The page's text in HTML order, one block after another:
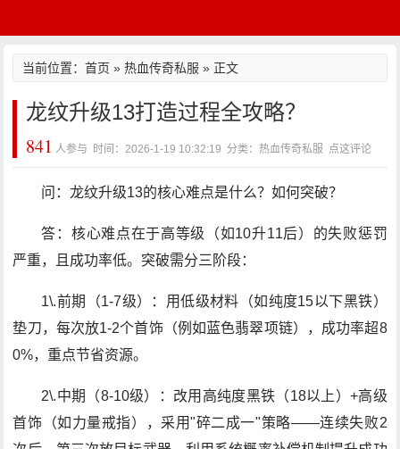
当前位置：首页 »热血传奇私服 » 正文
龙纹升级13打造过程全攻略？
841 人参与 时间：2026-1-19 10:32:19 分类：热血传奇私服 点这评论
问：龙纹升级13的核心难点是什么？如何突破？
答：核心难点在于高等级（如10升11后）的失败惩罚
严重，且成功率低。突破需分三阶段：
1\.前期（1-7级）：用低级材料（如纯度15以下黑铁）
垫刀，每次放1-2个首饰（例如蓝色翡翠项链），成功率超8
0%，重点节省资源。
2\.中期（8-10级）：改用高纯度黑铁（18以上）+高级
首饰（如力量戒指），采用"碎二成一"策略——连续失败2